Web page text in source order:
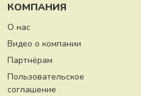
КОМПАНИЯ
О нас
Видео о компании
Партнёрам
Пользовательское
соглашение